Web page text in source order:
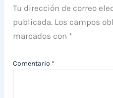
Tu dirección de correo
publicada. Los campos
marcados con *
Comentario *